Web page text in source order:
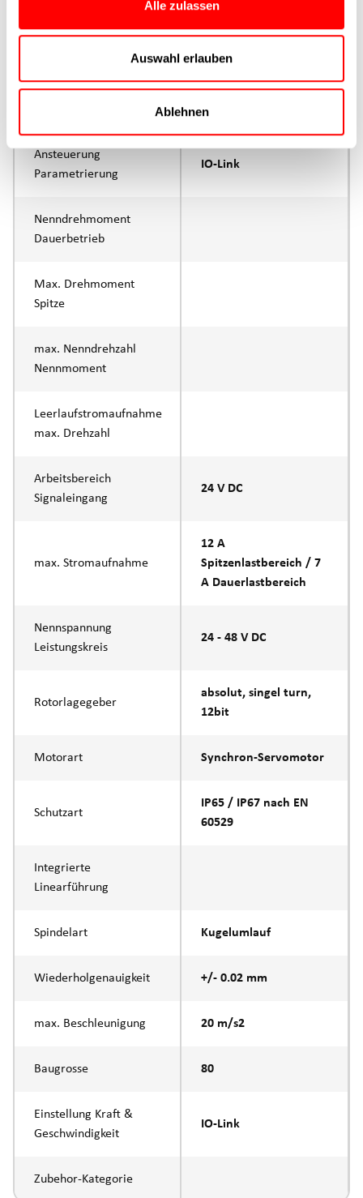
Alle zulassen
Auswahl erlauben
Ablehnen
280N
max. Vorschubkraft Fx
Ansteuerung
Parametrierung
IO-Link
Nenndrehmoment
Dauerbetrieb
Max. Drehmoment
Spitze
max. Nenndrehzahl
Nennmoment
Leerlaufstromaufnahme
max. Drehzahl
Arbeitsbereich
Signaleingang
24 V DC
max. Stromaufnahme
12 A
Spitzenlastbereich / 7
A Dauerlastbereich
Nennspannung
Leistungskreis
24 - 48 V DC
Rotorlagegeber
absolut, singel turn,
12bit
Motorart Synchron-Servomotor
Schutzart
IP65 / IP67 nach EN
60529
Integrierte
Linearführung
Spindelart Kugelumlauf
Wiederholgenauigkeit +/- 0.02 mm
max. Beschleunigung 20 m/s2
Baugrosse 80
Einstellung Kraft &
Geschwindigkeit
IO-Link
Zubehor-Kategorie